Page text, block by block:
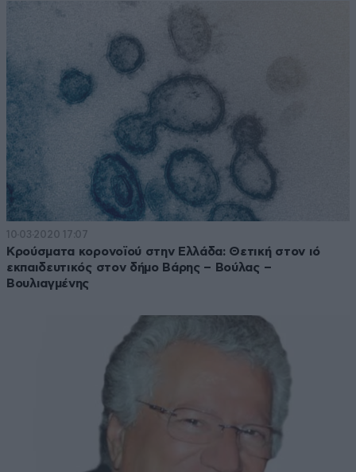
10·03·2020 17:07
Κρούσματα κορονοϊού στην Ελλάδα: Θετική στον ιό
εκπαιδευτικός στον δήμο Βάρης – Βούλας –
Βουλιαγμένης